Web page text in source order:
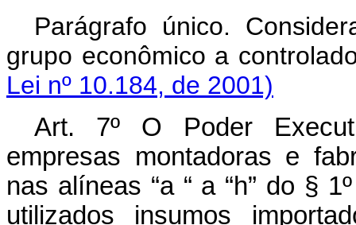
Parágrafo único.
grupo econômico a
Lei nº 10.184, de 2001)
Art. 7º O Poder
empresas montadoras e
nas alíneas “a “ a “h” do §
utilizados insumos